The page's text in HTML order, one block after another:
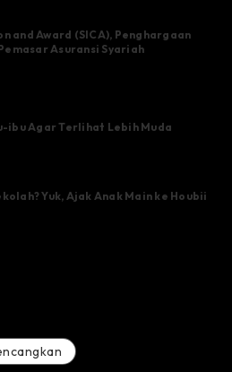
and Award (SICA), Penghargaan
Asuransi Syariah
ibu Agar Terlihat Lebih Muda
Yuk, Ajak Anak Main ke Houbii